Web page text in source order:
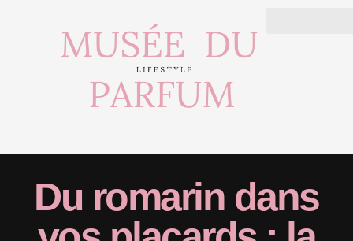
Du romarin dans